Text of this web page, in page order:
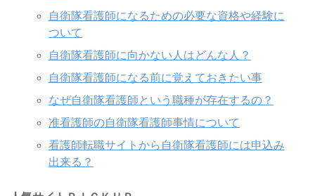
自衛隊看護師になるための必要な資格や経験に
ついて
自衛隊看護師に向かない人はどんな人？
自衛隊看護師になる前に覚えておきたい事
なぜ自衛隊看護師という職種が存在するの？
准看護師の自衛隊看護師事情について
看護師転職サイトから自衛隊看護師には申込み
出来る？